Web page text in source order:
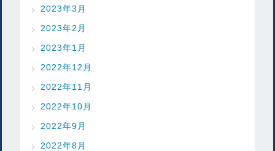
2023年3月
2023年2月
2023年1月
2022年12月
2022年11月
2022年10月
2022年9月
2022年8月